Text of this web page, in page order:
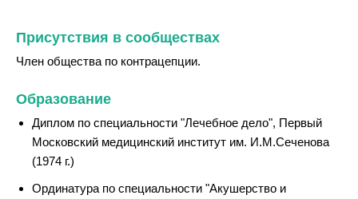
Присутствия в сообществах
Член общества по контрацепции.
Образование
Диплом по специальности "Лечебное дело", Первый
Московский медицинский институт им. И.М.Сеченова
(1974 г.)
Ординатура по специальности "Акушерство и